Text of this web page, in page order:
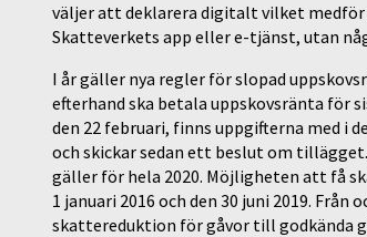
väljer att deklarera digitalt vilket medför
Skatteverkets app eller e-tjänst, utan
I år gäller nya regler för slopad
efterhand ska betala uppskovsränta för
den 22 februari, finns uppgifterna med i
och skickar sedan ett beslut om
gäller för hela 2020. Möjligheten att få
1 januari 2016 och den 30 juni 2019.
skattereduktion för gåvor till godkända